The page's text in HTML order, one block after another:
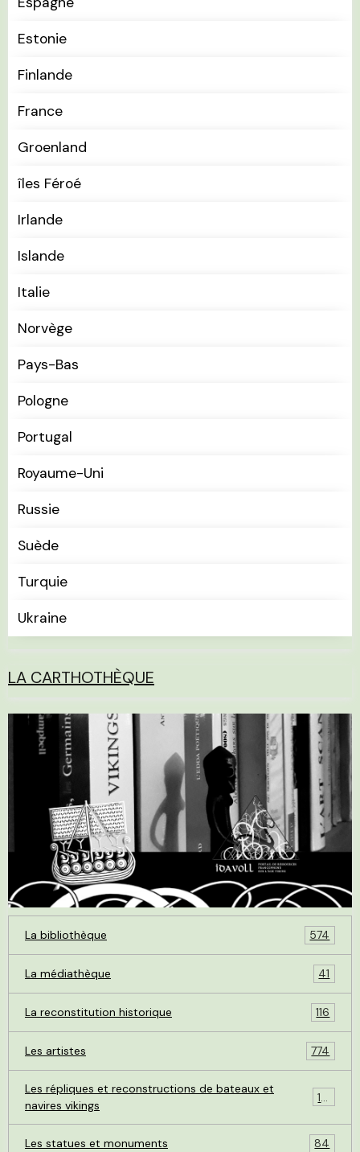
Estonie
Finlande
France
Groenland
îles Féroé
Irlande
Islande
Italie
Norvège
Pays-Bas
Pologne
Portugal
Royaume-Uni
Russie
Suède
Turquie
Ukraine
LA CARTHOTHÈQUE
La bibliothèque 574
La médiathèque 41
La reconstitution historique 116
Les artistes 774
Les répliques et reconstructions de bateaux et
navires vikings
119
Les statues et monuments 84